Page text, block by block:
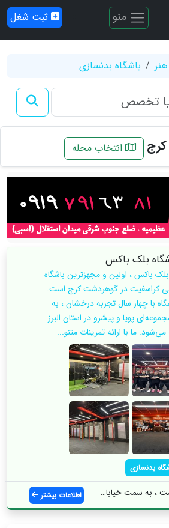
منو ثبت شغل
باشگاه بدنسازی
انتخاب محله
بلک باکس
بلک باکس ، اولین و مجهزترین باشگاه
کراسفیت در گوهردشت کرج است.
با چهار سال تجربه درخشان ، به
پویا و پیشرو در استان البرز
ما با ارائه تمرینات متنو...
بدنسازی
به سمت خیابان م... اطلاعات بیشتر